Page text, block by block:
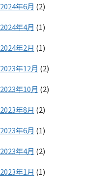
2024年6月 (2)
2024年4月 (1)
2024年2月 (1)
2023年12月 (2)
2023年10月 (2)
2023年8月 (2)
2023年6月 (1)
2023年4月 (2)
2023年1月 (1)